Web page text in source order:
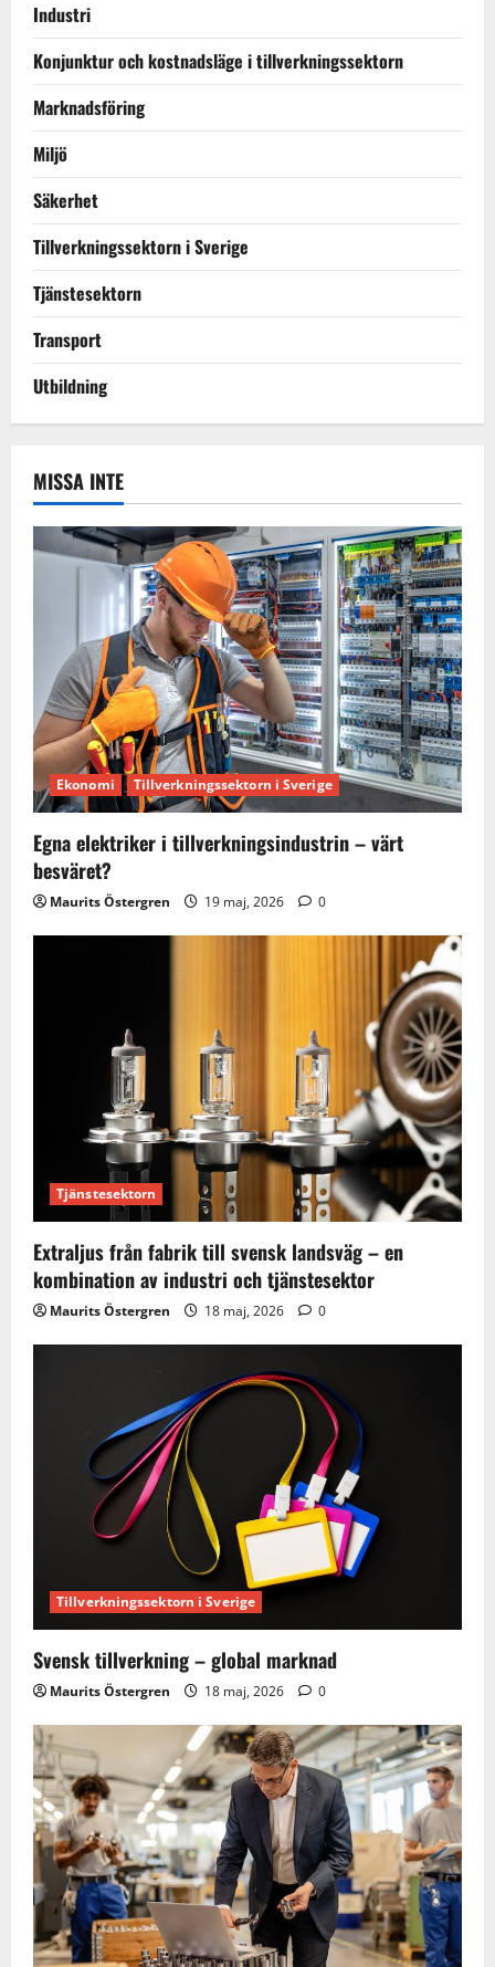
Industri
Konjunktur och kostnadsläge i tillverkningssektorn
Marknadsföring
Miljö
Säkerhet
Tillverkningssektorn i Sverige
Tjänstesektorn
Transport
Utbildning
MISSA INTE
Ekonomi Tillverkningssektorn i Sverige
Egna elektriker i tillverkningsindustrin – värt
besväret?
Maurits Östergren 19 maj, 2026 0
Tjänstesektorn
Extraljus från fabrik till svensk landsväg – en
kombination av industri och tjänstesektor
Maurits Östergren 18 maj, 2026 0
Tillverkningssektorn i Sverige
Svensk tillverkning – global marknad
Maurits Östergren 18 maj, 2026 0